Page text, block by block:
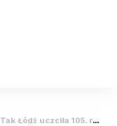
Tak Łódź uczciła 105. rocznicę Bitwy Warszawskiej [ZDJĘCIA]